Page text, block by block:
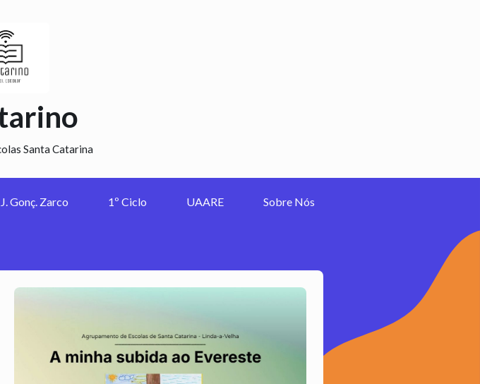
Santa Catarina
Gonç. Zarco 1º Ciclo UAARE Sobre Nós